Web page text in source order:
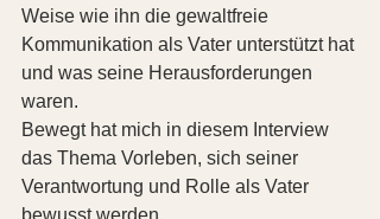
Weise wie ihn die gewaltfreie
Kommunikation als Vater unterstützt hat
und was seine Herausforderungen
waren.
Bewegt hat mich in diesem Interview
das Thema Vorleben, sich seiner
Verantwortung und Rolle als Vater